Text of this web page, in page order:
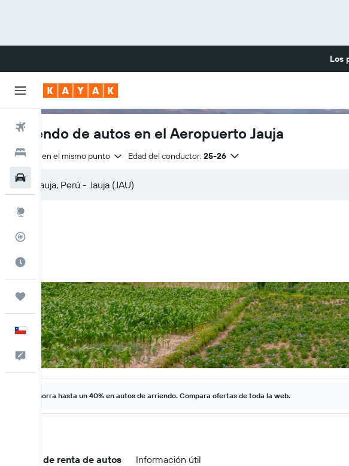
Los
Vuelos
Hoteles
Trips
Español
Comentarios
Arriendo de autos en el Aeropuerto Jauja
Entrega en el mismo punto Edad del conductor: 25-26
Ahorra hasta un 40% en autos de arriendo. Compara ofertas de toda la web.
Ofertas de renta de autos Información útil